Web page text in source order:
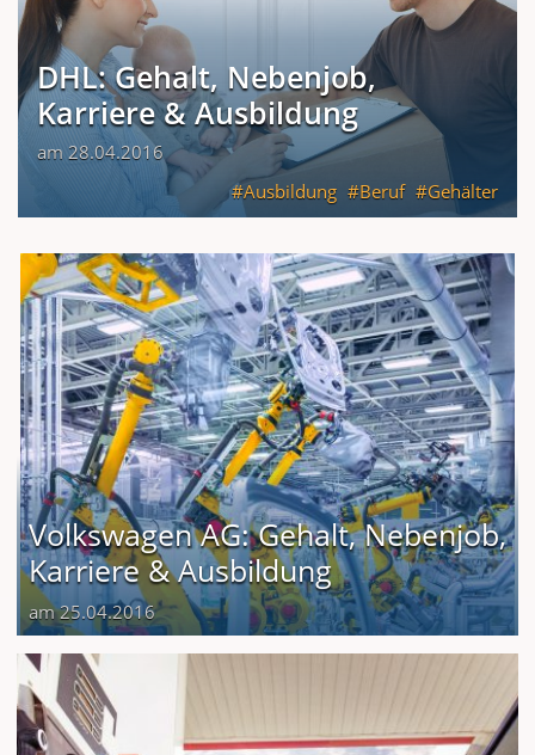
DHL: Gehalt, Nebenjob,
Karriere & Ausbildung
am 28.04.2016
Ausbildung
Beruf Gehälter
Volkswagen AG: Gehalt, Nebenjob,
Karriere & Ausbildung
am 25.04.2016